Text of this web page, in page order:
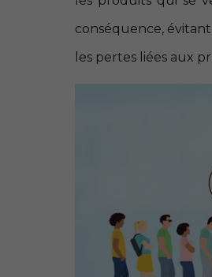
conséquence,
les pertes liées aux